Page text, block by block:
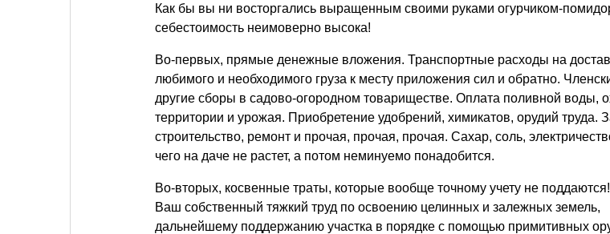
Как бы вы ни восторгались выращенным своими руками огурчиком-
себестоимость неимоверно высока!
Во-первых, прямые денежные вложения. Транспортные расходы на
любимого и необходимого груза к месту приложения сил и обратно.
другие сборы в садово-огородном товариществе. Оплата поливной воды,
территории и урожая. Приобретение удобрений, химикатов, орудий труда.
строительство, ремонт и прочая, прочая, прочая. Сахар, соль,
чего на даче не растет, а потом неминуемо понадобится.
Во-вторых, косвенные траты, которые вообще точному учету не
Ваш собственный тяжкий труд по освоению целинных и залежных земель,
дальнейшему поддержанию участка в порядке с помощью примитивных